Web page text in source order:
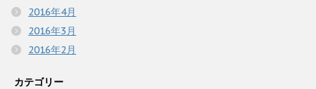
2016年4月
2016年3月
2016年2月
カテゴリー